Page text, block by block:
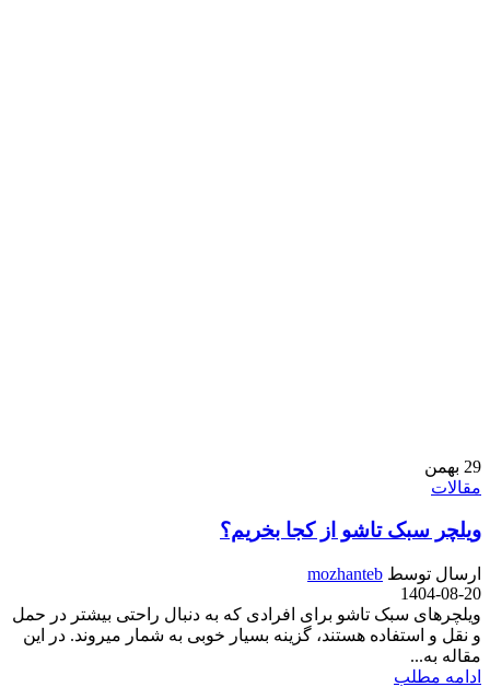
29 بهمن
مقالات
ویلچر سبک تاشو از کجا بخریم؟
ارسال توسط mozhanteb
1404-08-20
ویلچرهای سبک تاشو برای افرادی که به دنبال راحتی بیشتر در حمل
و نقل و استفاده هستند، گزینه بسیار خوبی به شمار میروند. در این
مقاله به...
ادامه مطلب